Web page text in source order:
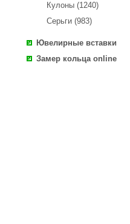
Кулоны (1240)
Серьги (983)
Ювелирные вставки
Замер кольца online